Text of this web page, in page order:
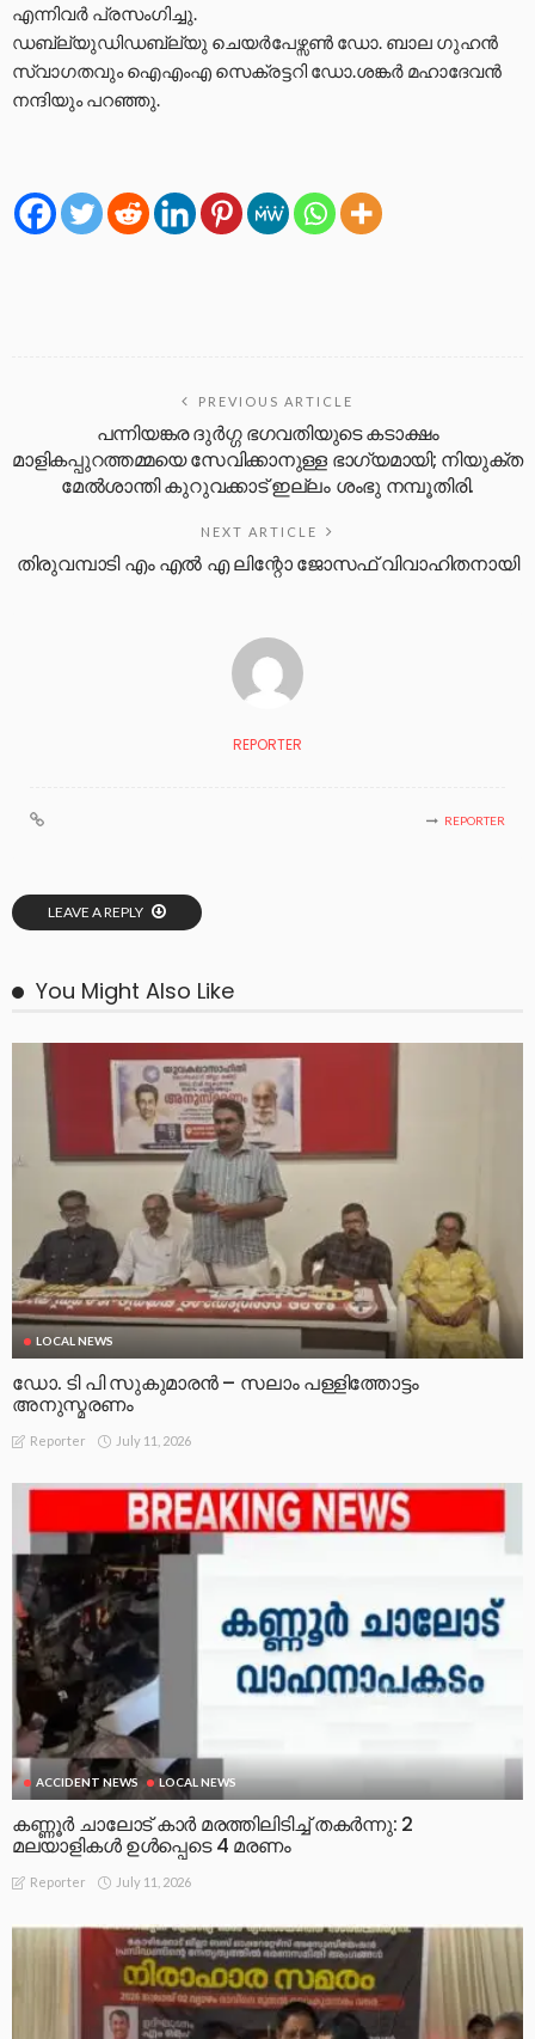
എന്നിവർ പ്രസംഗിച്ചു.
ഡബ്ല്യുഡിഡബ്ല്യു ചെയർപേഴ്സൺ ഡോ. ബാല ഗുഹൻ
സ്വാഗതവും ഐഎംഎ സെക്രട്ടറി ഡോ.ശങ്കർ മഹാദേവൻ
നന്ദിയും പറഞ്ഞു.
PREVIOUS ARTICLE
പന്നിയങ്കര ദുർഗ്ഗ ഭഗവതിയുടെ കടാക്ഷം
മാളികപ്പുറത്തമ്മയെ സേവിക്കാനുള്ള ഭാഗ്യമായി; നിയുക്ത
മേൽശാന്തി കുറുവക്കാട് ഇല്ലം ശംഭു നമ്പൂതിരി.
NEXT ARTICLE
തിരുവമ്പാടി എം എൽ എ ലിന്റോ ജോസഫ് വിവാഹിതനായി
REPORTER
REPORTER
LEAVE A REPLY
You Might Also Like
LOCAL NEWS
ഡോ. ടി പി സുകുമാരൻ – സലാം പള്ളിത്തോട്ടം
അനുസ്മരണം
Reporter July 11, 2026
ACCIDENT NEWS LOCAL NEWS
കണ്ണൂർ ചാലോട് കാര്‍ മരത്തിലിടിച്ച് തകര്‍ന്നു: 2
മലയാളികൾ ഉൾപ്പെടെ 4 മരണം
Reporter July 11, 2026